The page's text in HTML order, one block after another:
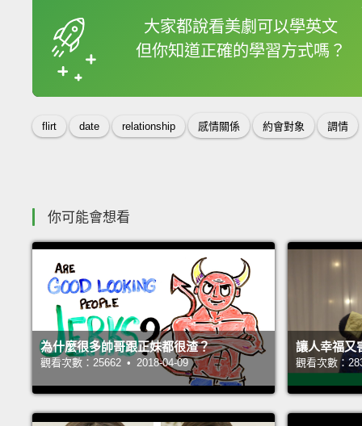
大家都說看美劇可以學英文
但你知道正確的學習方式嗎？
框選或點兩下字幕可
flirt date relationship 感情關係 約會對象 調情
你可能會想看
為什麼很多帥哥跟正妹都很渣？
觀看次數：25662 • 2018-04-09
讓人幸福又
觀看次數：